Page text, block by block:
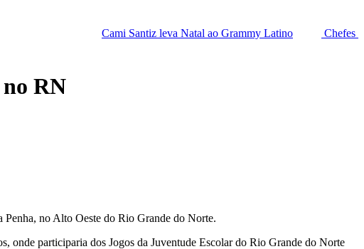
Cami Santiz leva Natal ao Grammy Latino
Chefes da PF saem em
RN
Penha, no Alto Oeste do Rio Grande do Norte.
onde participaria dos Jogos da Juventude Escolar do Rio Grande do Norte